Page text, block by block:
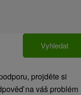
Vyhledat
projděte si
na váš problém